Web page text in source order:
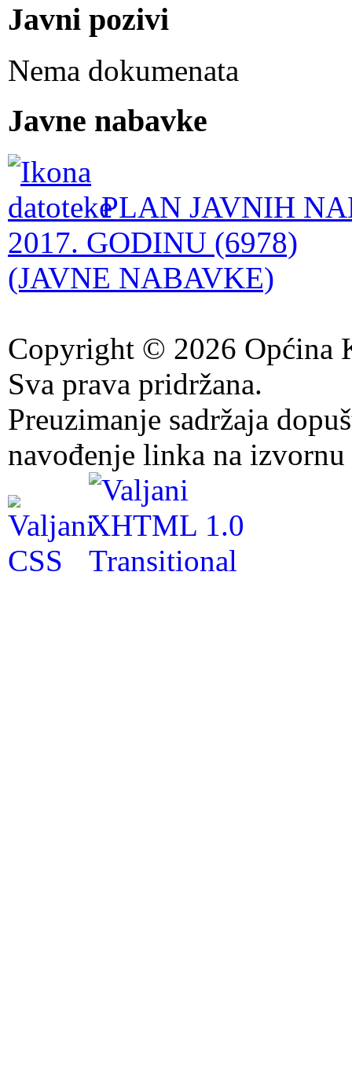
Javni pozivi
Nema dokumenata
Javne nabavke
PLAN JAVNIH
2017. GODINU (6978)
(JAVNE NABAVKE)
Copyright © 2026 Općina
Sva prava pridržana.
Preuzimanje sadržaja
navođenje linka na izvornu